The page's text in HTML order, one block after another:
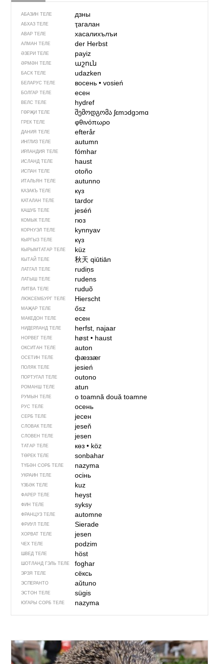
АБАЗИН ТЕЛЕ дзны
АБХАЗ ТЕЛЕ ҭагалан
АВАР ТЕЛЕ хасалихълъи
АЛМАН ТЕЛЕ der Herbst
ӘЗЕРИ ТЕЛЕ payiz
ӘРМӘН ТЕЛЕ աշուն
БАСК ТЕЛЕ udazken
БЕЛАРУС ТЕЛЕ восень• vosień
БОЛГАР ТЕЛЕ есен
ВЕЛС ТЕЛЕ hydref
ГӨРҖИ ТЕЛЕ შემოდგომა ʃɛmɔdgɔmɑ
ГРЕК ТЕЛЕ φθινόπωρο
ДАНИЯ ТЕЛЕ efterår
ИНГЛИЗ ТЕЛЕ autumn
ИРЛАНДИЯ ТЕЛЕ fómhar
ИСЛАНД ТЕЛЕ haust
ИСПАН ТЕЛЕ otoño
ИТАЛЬЯН ТЕЛЕ autunno
КАЗАКЪ ТЕЛЕ күз
КАТАЛАН ТЕЛЕ tardor
КАШУБ ТЕЛЕ jeséń
КОМЫК ТЕЛЕ гюз
КОРНУЭЛ ТЕЛЕ kynnyav
КЫРГЫЗ ТЕЛЕ күз
КЫРЫМТАТАР ТЕЛЕ küz
КЫТАЙ ТЕЛЕ 秋天qiūtiān
ЛАТГАЛ ТЕЛЕ rudiņs
ЛАТЫШ ТЕЛЕ rudens
ЛИТВА ТЕЛЕ ruduõ
ЛЮКСЕМБУРГ ТЕЛЕ Hierscht
МАҖАР ТЕЛЕ ősz
МАКЕДОН ТЕЛЕ есен
НИДЕРЛАНД ТЕЛЕ herfst, najaar
НОРВЕГ ТЕЛЕ høst• haust
ОКСИТАН ТЕЛЕ auton
ОСЕТИН ТЕЛЕ фӕззӕг
ПОЛЯК ТЕЛЕ jesień
ПОРТУГАЛ ТЕЛЕ outono
РОМАНШ ТЕЛЕ atun
РУМЫН ТЕЛЕ o toamnădouă toamne
РУС ТЕЛЕ осень
СЕРБ ТЕЛЕ јесен
СЛОВАК ТЕЛЕ jeseň
СЛОВЕН ТЕЛЕ jesen
ТАТАР ТЕЛЕ көз• köz
ТӨРЕК ТЕЛЕ sonbahar
ТҮБӘН СОРБ ТЕЛЕ nazyma
УКРАИН ТЕЛЕ осінь
ҮЗБӘК ТЕЛЕ kuz
ФАРЕР ТЕЛЕ heyst
ФИН ТЕЛЕ syksy
ФРАНЦУЗ ТЕЛЕ automne
ФРИУЛ ТЕЛЕ Sierade
ХОРВАТ ТЕЛЕ jesen
ЧЕХ ТЕЛЕ podzim
ШВЕД ТЕЛЕ höst
ШОТЛАНД ГЭЛЬ ТЕЛЕ foghar
ЭРЗЯ ТЕЛЕ сёксь
ЭСПЕРАНТО aŭtuno
ЭСТОН ТЕЛЕ sügis
ЮГАРЫ СОРБ ТЕЛЕ nazyma